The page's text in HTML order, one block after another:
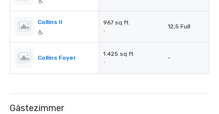
Collins II 967 sq ft
-
12,5 Fuß
Collins Foyer
1.425 sq ft
-
-
Gästezimmer